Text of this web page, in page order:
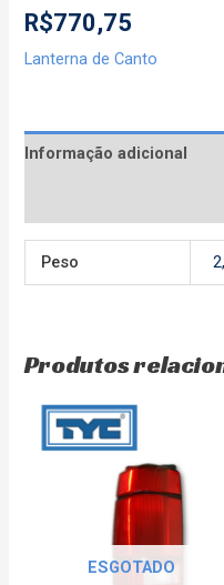
R$770,75
Lanterna de Canto
Informação adicional
Peso
Produtos
ESGOTADO